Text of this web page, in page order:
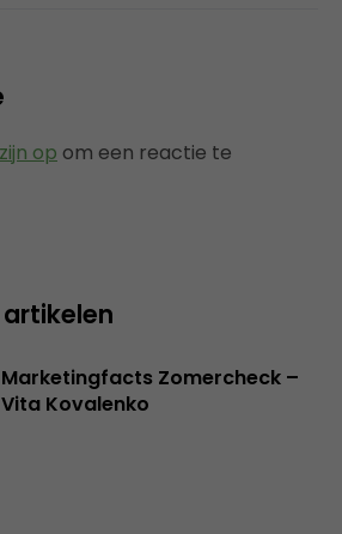
op om een reactie te
Marketingfacts Zomercheck –
Vita Kovalenko